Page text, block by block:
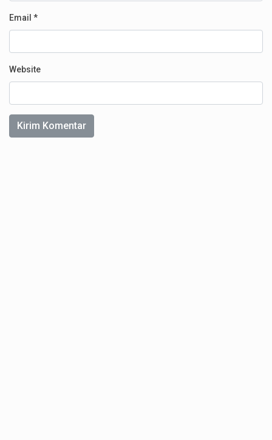
Email *
Website